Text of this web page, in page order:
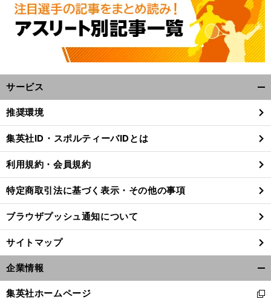
】
。
サービス
閉
る
推奨環境
集英社ID・スポルティーバIDとは
利用規約・会員規約
特定商取引法に基づく表示・その他の事項
ブラウザプッシュ通知について
サイトマップ
企業情報
閉
集英社ホームページ
新